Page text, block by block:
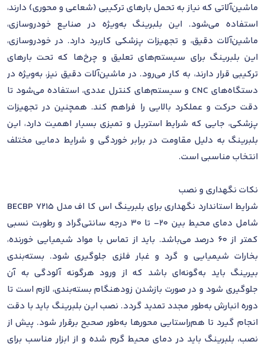
ماشین‌آلاتی که نیاز به تحمل بارهای ترکیبی (شعاعی و محوری) دارند،
استفاده می‌شود. این بلبرینگ به‌ویژه در صنایع خودروسازی،
ماشین‌آلات دقیق، و تجهیزات پزشکی کاربرد دارد. در خودروسازی،
این بلبرینگ برای سیستم‌های تعلیق و چرخ‌ها که تحت بارهای
ترکیبی قرار دارند، به کار می‌رود. در ماشین‌آلات دقیق نیز، به‌ویژه در
دستگاه‌های CNC و سیستم‌های کنترل عددی، استفاده می‌شود تا
دقت حرکت و عملکرد بالایی را فراهم کند. همچنین در تجهیزات
پزشکی، جایی که شرایط استریل و تمیزی بسیار اهمیت دارد، این
بلبرینگ به دلیل مقاومت در برابر خوردگی و شرایط دمایی مختلف
انتخاب مناسبی است.
نکات نگهداری و نصب
شرایط استاندارد نگهداری برای بلبرینگ اس کا اف مدل 7215 BECBP
شامل دمای محیط بین 20- تا 30 درجه سانتی‌گراد و رطوبت نسبی
کمتر از 60 درصد می‌باشد. باید از تماس با مواد شیمیایی خورنده،
بخارات شیمیایی و گرد و غبار فلزی جلوگیری شود. بسته‌بندی
بیرینگ باید به‌گونه‌ای باشد که از ورود هرگونه آلودگی به آن
جلوگیری شود و در صورت بازشدن زودهنگام بسته‌بندی، لازم است تا
دوره انبارش به‌طور مجدد تمدید گردد. نصب این بلبرینگ باید با دقت
انجام گیرد تا هم‌راستایی محورها به‌طور صحیح برقرار شود. پیش از
نصب، بلبرینگ باید در دمای محیط گرم شده و از ابزار مناسب برای